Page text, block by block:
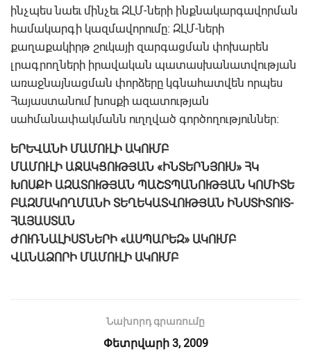
ինչպես նաեւ մինչեւ ԶԼՄ-ների ինքնակարգավորման
համակարգի կազմավորումը: ԶԼՄ-ների
քաղաքակիրթ շուկայի զարգացման փոխարեն
լրագրողների իրավական պատասխանատվության
առաջնայնացման փորձերը կգնահատվեն որպես
Հայաստանում խոսքի ազատության
սահմանափակմանն ուղղված գործողություններ:
ԵՐԵՎԱՆԻ ՄԱՄՈՒԼԻ ԱԿՈՒՄԲ
ՄԱՄՈՒԼԻ ԱՋԱԿՑՈՒԹՅԱՆ «ԻՆՏԵՐՆՅՈՒՍ» ՀԿ
ԽՈՍՔԻ ԱԶԱՏՈՒԹՅԱՆ ՊԱՇՏՊԱՆՈՒԹՅԱՆ ԿՈՄԻՏԵ
ԲԱԶՄԱԿՈՂՄԱՆԻ ՏԵՂԵԿԱՏՎՈՒԹՅԱՆ ԻՆՍՏԻՏՈՒՏ-
ՀԱՅԱՍՏԱՆ
ԺՈՒՌՆԱԼԻՍՏՆԵՐԻ «ԱՍՊԱՐԵԶ» ԱԿՈՒՄԲ
ՎԱՆԱՁՈՐԻ ՄԱՄՈՒԼԻ ԱԿՈՒՄԲ
Նախորդ գրառումը
Փետրվարի 3, 2009